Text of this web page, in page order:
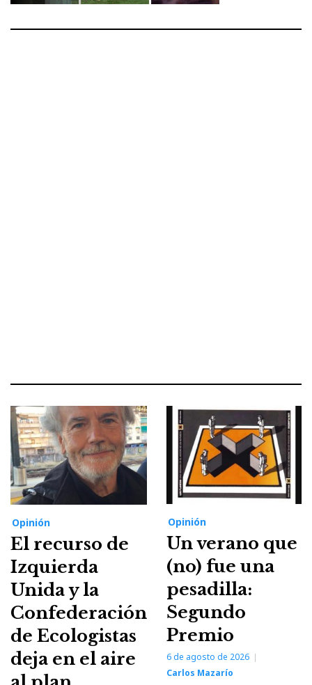
Opinión
El recurso de
Izquierda
Unida y la
Confederación
de Ecologistas
deja en el aire
Opinión
Un verano que
(no) fue una
pesadilla:
Segundo
Premio
6 de agosto de 2026
Carlos Mazarío